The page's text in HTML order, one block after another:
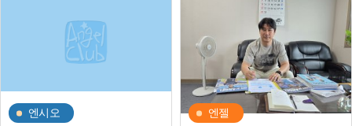
엔시오 엔젤